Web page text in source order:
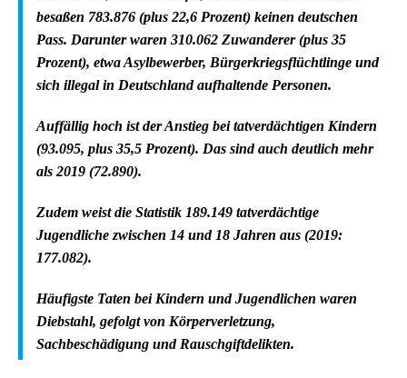
besaßen 783.876 (plus 22,6 Prozent) keinen deutschen
Pass. Darunter waren 310.062 Zuwanderer (plus 35
Prozent), etwa Asylbewerber, Bürgerkriegsflüchtlinge und
sich illegal in Deutschland aufhaltende Personen.
Auffällig hoch ist der Anstieg bei tatverdächtigen Kindern
(93.095, plus 35,5 Prozent). Das sind auch deutlich mehr
als 2019 (72.890).
Zudem weist die Statistik 189.149 tatverdächtige
Jugendliche zwischen 14 und 18 Jahren aus (2019:
177.082).
Häufigste Taten bei Kindern und Jugendlichen waren
Diebstahl, gefolgt von Körperverletzung,
Sachbeschädigung und Rauschgiftdelikten.